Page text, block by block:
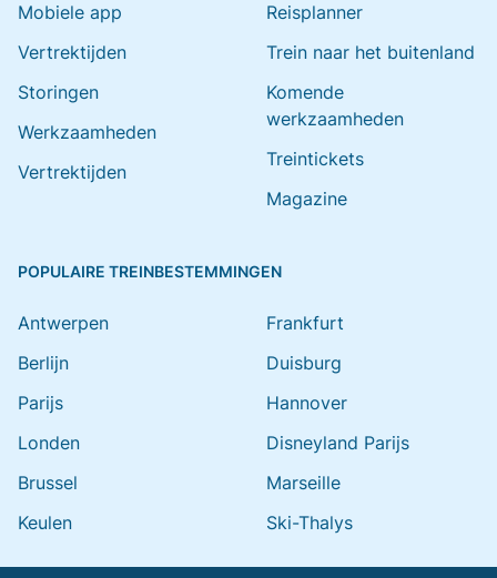
Mobiele app
Vertrektijden
Storingen
Werkzaamheden
Vertrektijden
Reisplanner
Trein naar het buitenland
Komende
werkzaamheden
Treintickets
Magazine
POPULAIRE TREINBESTEMMINGEN
Antwerpen
Berlijn
Parijs
Londen
Brussel
Keulen
Frankfurt
Duisburg
Hannover
Disneyland Parijs
Marseille
Ski-Thalys